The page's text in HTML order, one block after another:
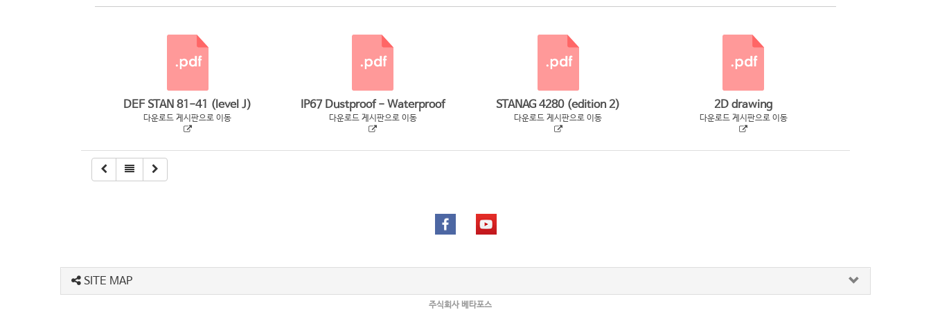
DEF STAN 81-41 (level J)
다운로드 게시판으로 이동
IP67 Dustproof - Waterproof
다운로드 게시판으로 이동
STANAG 4280 (edition 2)
다운로드 게시판으로 이동
2D drawing
다운로드 게시판으로 이동
SITE MAP
주식회사 베타포스